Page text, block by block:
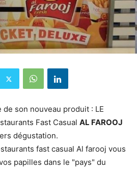
de son nouveau produit : LE
Fast Casual AL FAROOJ
dégustation.
fast casual Al farooj vous
papilles dans le "pays" du